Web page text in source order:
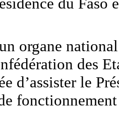
organe
des
d’assister le